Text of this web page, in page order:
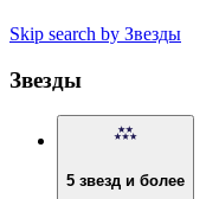
Skip search by Звезды
Звезды
5 звезд и более